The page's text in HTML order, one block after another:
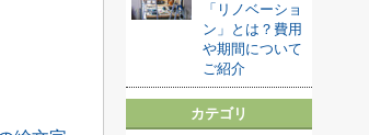
「リノベーショ
ン」とは？費用
や期間について
ご紹介
カテゴリ